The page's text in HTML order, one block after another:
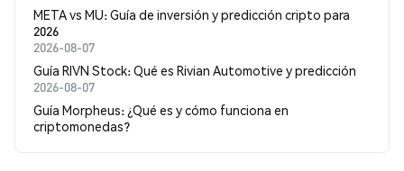
META vs MU: Guía de inversión y predicción cripto para
2026
2026-08-07
Guía RIVN Stock: Qué es Rivian Automotive y predicción
2026-08-07
Guía Morpheus: ¿Qué es y cómo funciona en
criptomonedas?